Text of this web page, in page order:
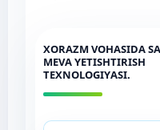
XORAZM VOHASIDA
MEVA YETISHTIRISH
TEXNOLOGIYASI.